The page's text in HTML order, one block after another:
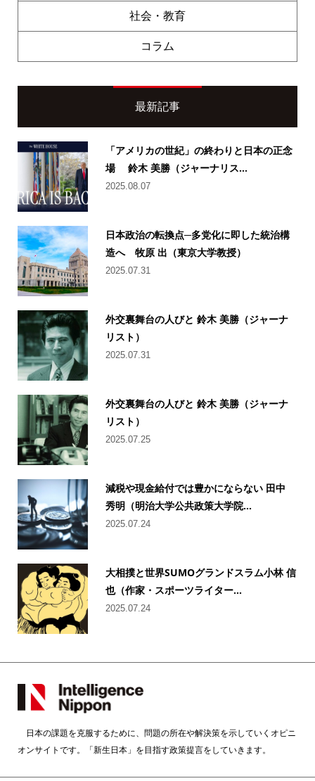
社会・教育
コラム
最新記事
「アメリカの世紀」の終わりと日本の正念
場 鈴木 美勝（ジャーナリス...
2025.08.07
日本政治の転換点─多党化に即した統治構
造へ 牧原 出（東京大学教授）
2025.07.31
外交裏舞台の人びと 鈴木 美勝（ジャーナ
リスト）
2025.07.31
外交裏舞台の人びと 鈴木 美勝（ジャーナ
リスト）
2025.07.25
減税や現金給付では豊かにならない 田中
秀明（明治大学公共政策大学院...
2025.07.24
大相撲と世界SUMOグランドスラム小林 信
也（作家・スポーツライター...
2025.07.24
日本の課題を克服するために、問題の所在や解決策を示していくオピニ
オンサイトです。「新生日本」を目指す政策提言をしていきます。